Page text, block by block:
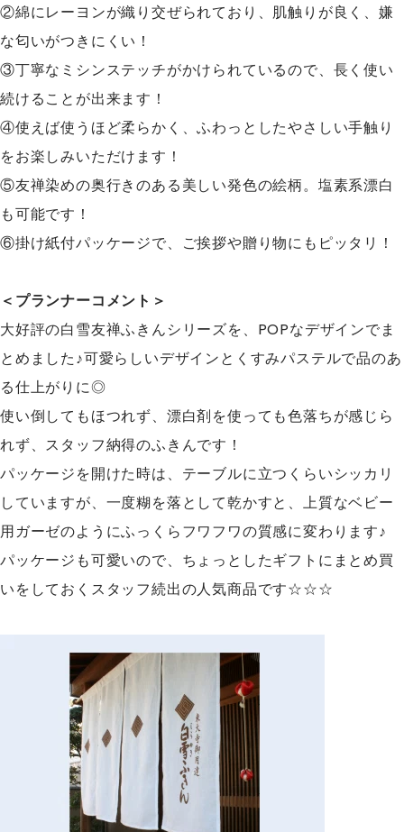
②綿にレーヨンが織り交ぜられており、肌触りが良く、嫌
な匂いがつきにくい！
③丁寧なミシンステッチがかけられているので、長く使い
続けることが出来ます！
④使えば使うほど柔らかく、ふわっとしたやさしい手触り
をお楽しみいただけます！
⑤友禅染めの奥行きのある美しい発色の絵柄。塩素系漂白
も可能です！
⑥掛け紙付パッケージで、ご挨拶や贈り物にもピッタリ！
＜プランナーコメント＞
大好評の白雪友禅ふきんシリーズを、POPなデザインでま
とめました♪可愛らしいデザインとくすみパステルで品のあ
る仕上がりに◎
使い倒してもほつれず、漂白剤を使っても色落ちが感じら
れず、スタッフ納得のふきんです！
パッケージを開けた時は、テーブルに立つくらいシッカリ
していますが、一度糊を落として乾かすと、上質なベビー
用ガーゼのようにふっくらフワフワの質感に変わります♪
パッケージも可愛いので、ちょっとしたギフトにまとめ買
いをしておくスタッフ続出の人気商品です☆☆☆